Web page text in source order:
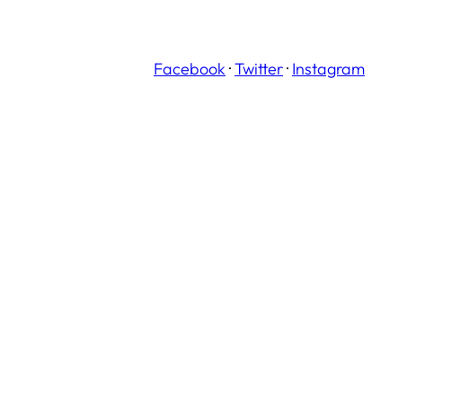
Facebook ·Twitter· Instagram